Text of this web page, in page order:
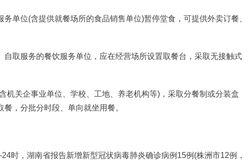
位(含提供就餐场所的食品销售单位)暂停堂食，可提供外卖订餐、
取服务的餐饮服务单位，应在经营场所设置取餐台，采取无接触式
关企事业单位、学校、工地、养老机构等)，采取分餐制或分装盒
餐，分批分时段、单向就坐用餐。
，湖南省报告新增新型冠状病毒肺炎确诊病例15例(株洲市12例，